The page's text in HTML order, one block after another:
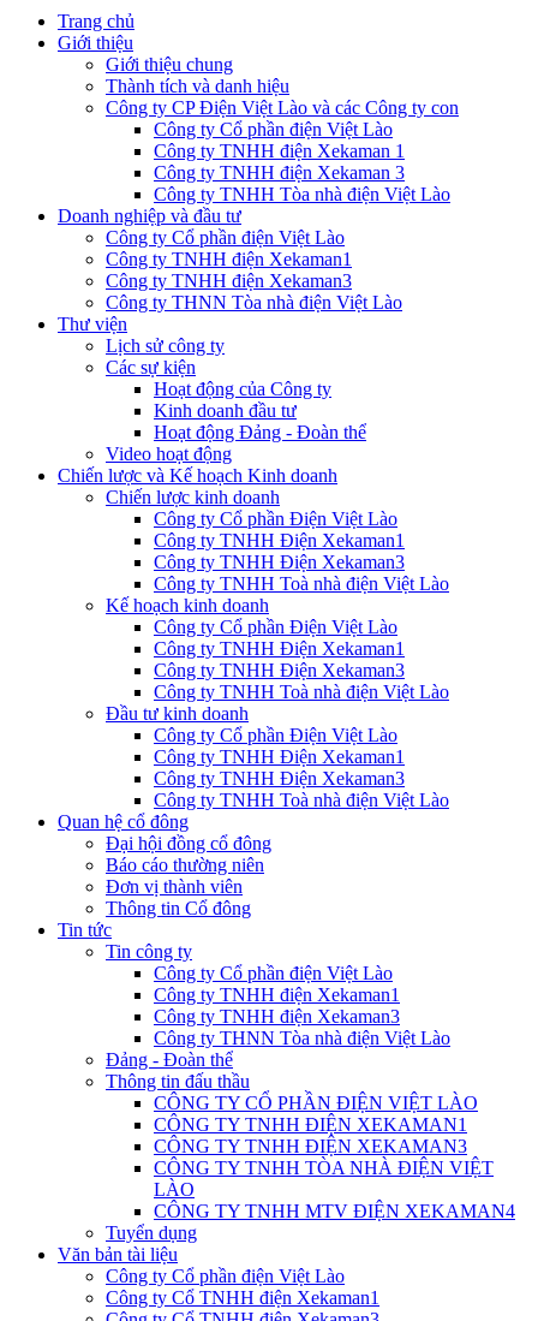
Trang chủ
Giới thiệu
Giới thiệu chung
Thành tích và danh hiệu
Công ty CP Điện Việt Lào và các Công ty con
Công ty Cổ phần điện Việt Lào
Công ty TNHH điện Xekaman 1
Công ty TNHH điện Xekaman 3
Công ty TNHH Tòa nhà điện Việt Lào
Doanh nghiệp và đầu tư
Công ty Cổ phần điện Việt Lào
Công ty TNHH điện Xekaman1
Công ty TNHH điện Xekaman3
Công ty THNN Tòa nhà điện Việt Lào
Thư viện
Lịch sử công ty
Các sự kiện
Hoạt động của Công ty
Kinh doanh đầu tư
Hoạt động Đảng - Đoàn thể
Video hoạt động
Chiến lược và Kế hoạch Kinh doanh
Chiến lược kinh doanh
Công ty Cổ phần Điện Việt Lào
Công ty TNHH Điện Xekaman1
Công ty TNHH Điện Xekaman3
Công ty TNHH Toà nhà điện Việt Lào
Kế hoạch kinh doanh
Công ty Cổ phần Điện Việt Lào
Công ty TNHH Điện Xekaman1
Công ty TNHH Điện Xekaman3
Công ty TNHH Toà nhà điện Việt Lào
Đầu tư kinh doanh
Công ty Cổ phần Điện Việt Lào
Công ty TNHH Điện Xekaman1
Công ty TNHH Điện Xekaman3
Công ty TNHH Toà nhà điện Việt Lào
Quan hệ cổ đông
Đại hội đồng cổ đông
Báo cáo thường niên
Đơn vị thành viên
Thông tin Cổ đông
Tin tức
Tin công ty
Công ty Cổ phần điện Việt Lào
Công ty TNHH điện Xekaman1
Công ty TNHH điện Xekaman3
Công ty THNN Tòa nhà điện Việt Lào
Đảng - Đoàn thể
Thông tin đấu thầu
CÔNG TY CỔ PHẦN ĐIỆN VIỆT LÀO
CÔNG TY TNHH ĐIỆN XEKAMAN1
CÔNG TY TNHH ĐIỆN XEKAMAN3
CÔNG TY TNHH TÒA NHÀ ĐIỆN VIỆT
LÀO
CÔNG TY TNHH MTV ĐIỆN XEKAMAN4
Tuyển dụng
Văn bản tài liệu
Công ty Cổ phần điện Việt Lào
Công ty Cổ TNHH điện Xekaman1